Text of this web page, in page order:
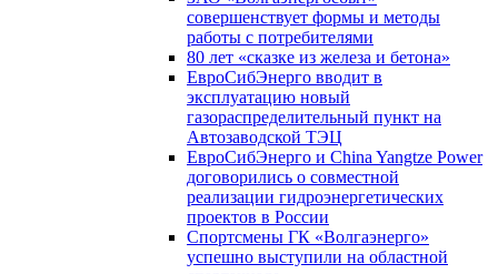
совершенствует формы и методы
работы с потребителями
80 лет «сказке из железа и бетона»
ЕвроСибЭнерго вводит в
эксплуатацию новый
газораспределительный пункт на
Автозаводской ТЭЦ
ЕвроСибЭнерго и China Yangtze Power
договорились о совместной
реализации гидроэнергетических
проектов в России
Спортсмены ГК «Волгаэнерго»
успешно выступили на областной